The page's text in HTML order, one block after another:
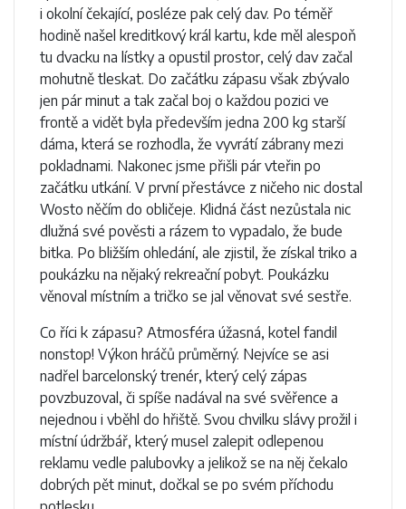
i okolní čekající, posléze pak celý dav. Po téměř
hodině našel kreditkový král kartu, kde měl alespoň
tu dvacku na lístky a opustil prostor, celý dav začal
mohutně tleskat. Do začátku zápasu však zbývalo
jen pár minut a tak začal boj o každou pozici ve
frontě a vidět byla především jedna 200 kg starší
dáma, která se rozhodla, že vyvrátí zábrany mezi
pokladnami. Nakonec jsme přišli pár vteřin po
začátku utkání. V první přestávce z ničeho nic dostal
Wosto něčím do obličeje. Klidná část nezůstala nic
dlužná své pověsti a rázem to vypadalo, že bude
bitka. Po bližším ohledání, ale zjistil, že získal triko a
poukázku na nějaký rekreační pobyt. Poukázku
věnoval místním a tričko se jal věnovat své sestře.
Co říci k zápasu? Atmosféra úžasná, kotel fandil
nonstop! Výkon hráčů průměrný. Nejvíce se asi
nadřel barcelonský trenér, který celý zápas
povzbuzoval, či spíše nadával na své svěřence a
nejednou i vběhl do hřiště. Svou chvilku slávy prožil i
místní údržbář, který musel zalepit odlepenou
reklamu vedle palubovky a jelikož se na něj čekalo
dobrých pět minut, dočkal se po svém příchodu